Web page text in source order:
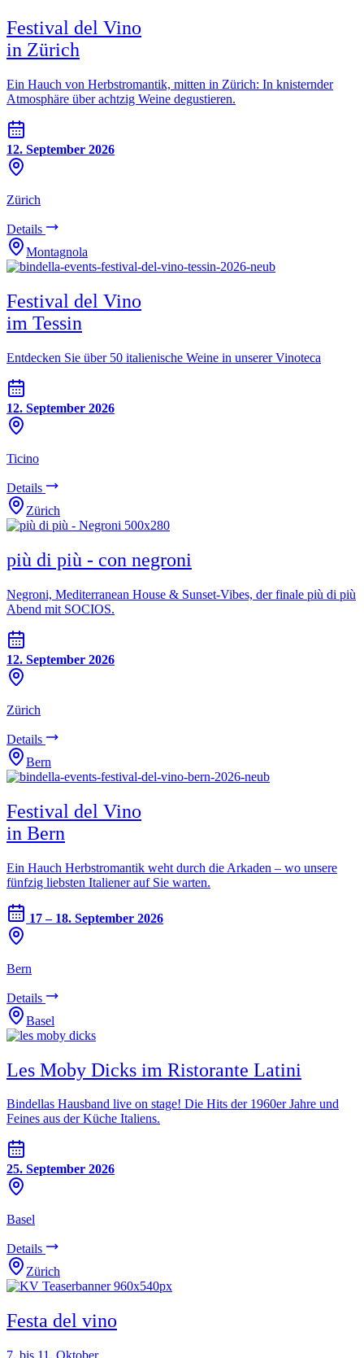
Festival del Vino
in Zürich
Ein Hauch von Herbstromantik, mitten in Zürich: In knisternder
Atmosphäre über achtzig Weine degustieren.
12. September 2026
Zürich
Details
Montagnola
Festival del Vino
im Tessin
Entdecken Sie über 50 italienische Weine in unserer Vinoteca
12. September 2026
Ticino
Details
Zürich
più di più - con negroni
Negroni, Mediterranean House & Sunset-Vibes, der finale più di più
Abend mit SOCIOS.
12. September 2026
Zürich
Details
Bern
Festival del Vino
in Bern
Ein Hauch Herbstromantik weht durch die Arkaden – wo unsere
fünfzig liebsten Italiener auf Sie warten.
17 – 18. September 2026
Bern
Details
Basel
Les Moby Dicks im Ristorante Latini
Bindellas Hausband live on stage! Die Hits der 1960er Jahre und
Feines aus der Küche Italiens.
25. September 2026
Basel
Details
Zürich
Festa del vino